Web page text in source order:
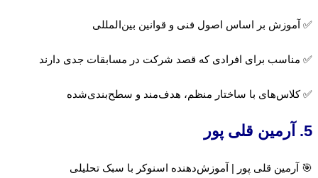
✅ آموزش بر اساس اصول فنی و قوانین بین‌المللی
✅ مناسب برای افرادی که قصد شرکت در مسابقات جدی دارند
✅ کلاس‌های با ساختار منظم، هدف‌مند و سطح‌بندی‌شده
5. آرمین قلی پور
🎯 آرمین قلی پور | آموزش‌دهنده اسنوکر با سبک تحلیلی